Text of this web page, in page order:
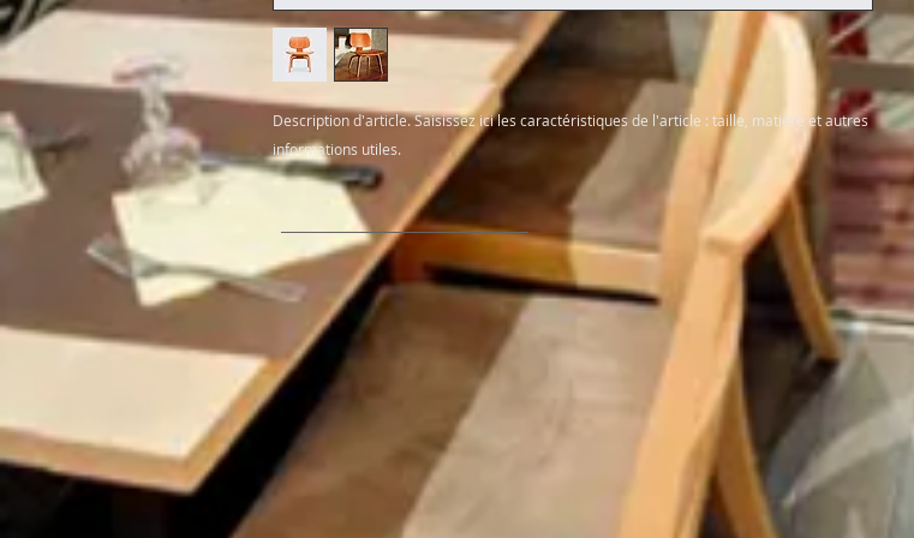
Description d'article. Saisissez ici les caractéristiques de l'article : taille, matière et autres
informations utiles.